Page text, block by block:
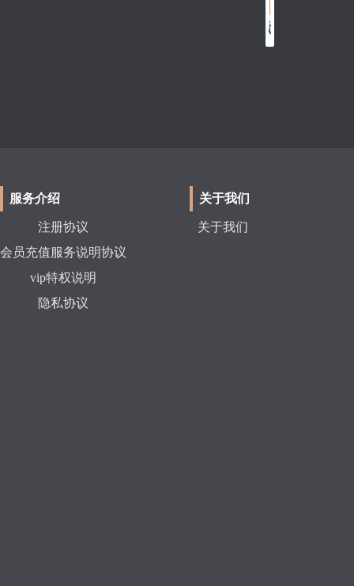
服务介绍
注册协议
会员充值服务说明协议
vip特权说明
隐私协议
关于我们
关于我们